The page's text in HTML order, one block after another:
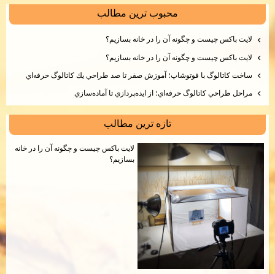
محبوب ترين مطالب
لايت باكس چيست و چگونه آن را در خانه بسازيم؟
لايت باكس چيست و چگونه آن را در خانه بسازيم؟
ساخت كاتالوگ با فوتوشاپ؛ آموزش صفر تا صد طراحي يك كاتالوگ حرفه‌اي
مراحل طراحي كاتالوگ حرفه‌اي؛ از ايده‌پردازي تا آماده‌سازي
تازه ترين مطالب
لايت باكس چيست و چگونه آن را در خانه
بسازيم؟